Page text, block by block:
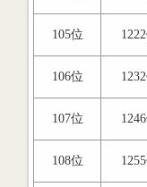
105位
106位
107位
108位